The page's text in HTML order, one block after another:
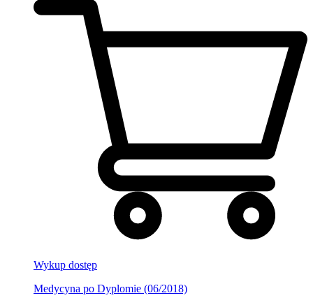
Wykup dostęp
Medycyna po Dyplomie (06/2018)